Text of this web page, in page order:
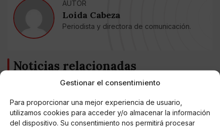
Gestionar el consentimiento
Para proporcionar una mejor experiencia de usuario,
utilizamos cookies para acceder y/o almacenar la información
del dispositivo. Su consentimiento nos permitirá procesar
AUTOR
Loida Cabeza
Periodista y directora de comunicación.
Noticias relacionadas
Online Casino
Colombia 2025: Bitcoin Casinos